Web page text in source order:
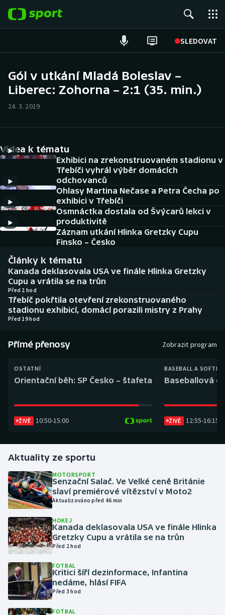
SLEDOVAT
Hokej
Cyklistika
DALŠÍ SPORTY
Americký fotbal
Baseball a softbal
Basketbal
Biatlon
Boby a skeleton
Dostihy
Futsal
Gymnastika
Házená
Jezdectví
Judo
Krasobruslení
Lezení
NEPŘEHLÉDNĚTE
Soutěže
Historické návraty
Aplikace ČT sport
AZ kvíz
Gól v utkání Mladá Boleslav –
Liberec: Zohorna – 2:1 (35. min.)
24. 3. 2019
Videa k tématu
Exhibici na zrekonstruovaném stadionu v
Třebíči vyhrál výběr domácích
odchovanců
Ohlasy Martina Nečase a Petra Čecha po
exhibici v Třebíči
Osmnáctka dostala od Švýcarů lekci v
produktivitě
Záznam utkání Hlinka Gretzky Cupu
Finsko – Česko
Články k tématu
Kanada deklasovala USA ve finále Hlinka Gretzky
Cupu a vrátila se na trůn
Před 2 hod
Třebíč pokřtila otevření zrekonstruovaného
stadionu exhibicí, domácí porazili mistry z Prahy
Před 19 hod
Přímé přenosy Zobrazit program
OSTATNÍ
Orientační běh: SP Česko – štafeta
ŽIVĚ 10:50-15:00
BASEBALL A
Baseballová
ŽIVĚ 12:55-16:15
Aktuality ze sportu
MOTORSPORT
Senzační Salač. Ve Velké ceně Británie
slaví premiérové vítězství v Moto2
Aktualizováno před 46 min
HOKEJ
Kanada deklasovala USA ve finále Hlinka
Gretzky Cupu a vrátila se na trůn
Před 2 hod
FOTBAL
Kritici šíří dezinformace, Infantina
nedáme, hlásí FIFA
Před 3 hod
FOTBAL